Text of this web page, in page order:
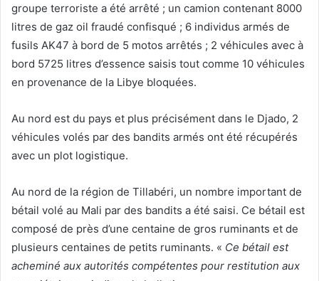
groupe terroriste a été arrêté ; un camion contenant 8000
litres de gaz oil fraudé confisqué ; 6 individus armés de
fusils AK47 à bord de 5 motos arrêtés ; 2 véhicules avec à
bord 5725 litres d’essence saisis tout comme 10 véhicules
en provenance de la Libye bloquées.
Au nord est du pays et plus précisément dans le Djado, 2
véhicules volés par des bandits armés ont été récupérés
avec un plot logistique.
Au nord de la région de Tillabéri, un nombre important de
bétail volé au Mali par des bandits a été saisi. Ce bétail est
composé de près d’une centaine de gros ruminants et de
plusieurs centaines de petits ruminants. « Ce bétail est
acheminé aux autorités compétentes pour restitution aux